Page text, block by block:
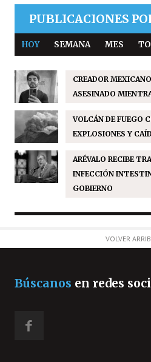
PUBLICACIONES
HOY SEMANA MES
CREADOR
ASESINADO
VOLCÁN DE FUEGO
EXPLOSIONES Y
ARÉVALO RECIBE
INFECCIÓN
GOBIERNO
VOLVER
Búscanos en redes